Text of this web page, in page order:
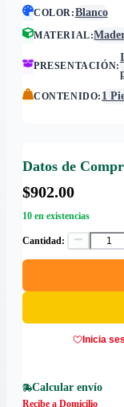
COLOR:Blanco
MATERIAL:
PRESENTACIÓN:
CONTENIDO: 1
Datos de
$902.00
10 en existencias
Cantidad:
Inicia
Calcular envío
Recibe a Domicilio